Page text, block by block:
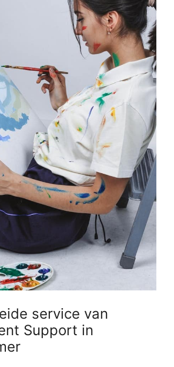
service van
Support in